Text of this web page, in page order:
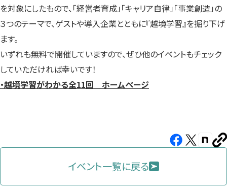
を対象にしたもので、「経営者育成」「キャリア自律」「事業創造」の
３つのテーマで、ゲストや導入企業とともに『越境学習』を掘り下げ
ます。
いずれも無料で開催していますので、ぜひ他のイベントもチェック
していただければ幸いです！
・越境学習がわかる全11回 ホームページ
Facebook（新
し
X（新
し
note（新
し
イベント一覧に戻る